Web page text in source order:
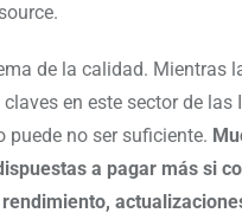
de la calidad. Mientras
en este sector de las
puede no ser suficiente.
a pagar más si